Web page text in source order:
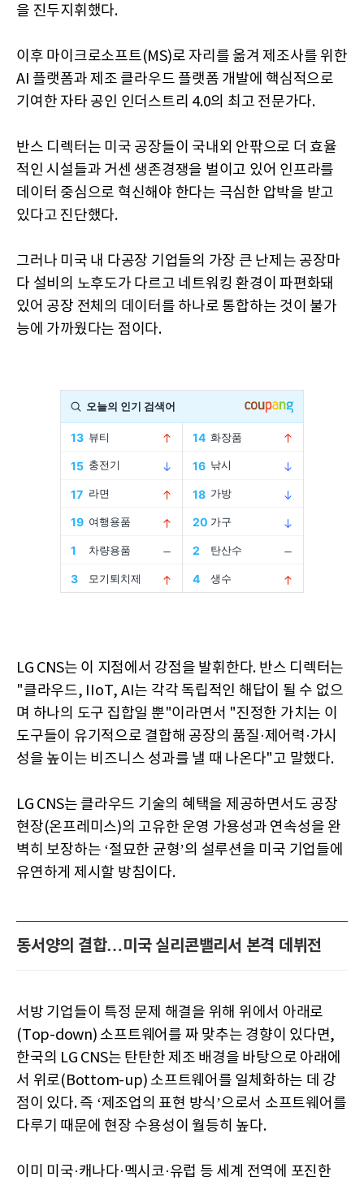
을 진두지휘했다.
이후 마이크로소프트(MS)로 자리를 옮겨 제조사를 위한
AI 플랫폼과 제조 클라우드 플랫폼 개발에 핵심적으로
기여한 자타 공인 인더스트리 4.0의 최고 전문가다.
반스 디렉터는 미국 공장들이 국내외 안팎으로 더 효율
적인 시설들과 거센 생존경쟁을 벌이고 있어 인프라를
데이터 중심으로 혁신해야 한다는 극심한 압박을 받고
있다고 진단했다.
그러나 미국 내 다공장 기업들의 가장 큰 난제는 공장마
다 설비의 노후도가 다르고 네트워킹 환경이 파편화돼
있어 공장 전체의 데이터를 하나로 통합하는 것이 불가
능에 가까웠다는 점이다.
LG CNS는 이 지점에서 강점을 발휘한다. 반스 디렉터는
"클라우드, IIoT, AI는 각각 독립적인 해답이 될 수 없으
며 하나의 도구 집합일 뿐"이라면서 "진정한 가치는 이
도구들이 유기적으로 결합해 공장의 품질·제어력·가시
성을 높이는 비즈니스 성과를 낼 때 나온다"고 말했다.
LG CNS는 클라우드 기술의 혜택을 제공하면서도 공장
현장(온프레미스)의 고유한 운영 가용성과 연속성을 완
벽히 보장하는 ‘절묘한 균형’의 설루션을 미국 기업들에
유연하게 제시할 방침이다.
동서양의 결합…미국 실리콘밸리서 본격 데뷔전
서방 기업들이 특정 문제 해결을 위해 위에서 아래로
(Top-down) 소프트웨어를 짜 맞추는 경향이 있다면,
한국의 LG CNS는 탄탄한 제조 배경을 바탕으로 아래에
서 위로(Bottom-up) 소프트웨어를 일체화하는 데 강
점이 있다. 즉 ‘제조업의 표현 방식’으로서 소프트웨어를
다루기 때문에 현장 수용성이 월등히 높다.
이미 미국·캐나다·멕시코·유럽 등 세계 전역에 포진한